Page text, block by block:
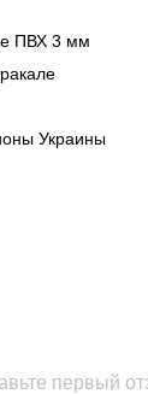
ПВХ 3 мм
Украины
первый